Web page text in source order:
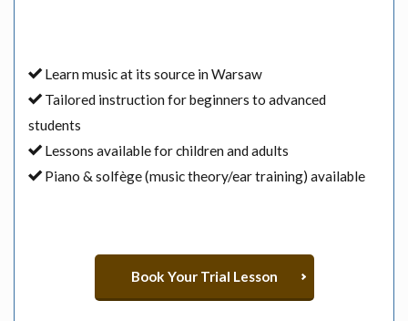
Learn music at its source in Warsaw
Tailored instruction for beginners to advanced
students
Lessons available for children and adults
Piano & solfège (music theory/ear training) available
Book Your Trial Lesson